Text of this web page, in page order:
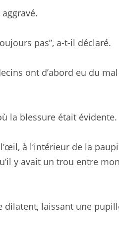
pas”, a-t-il déclaré.
ont d’abord eu du
la blessure était évidente.
à l’intérieur de la
y avait un trou entre
dilatent, laissant une